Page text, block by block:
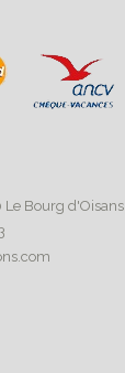
Le Bourg d'Oisans